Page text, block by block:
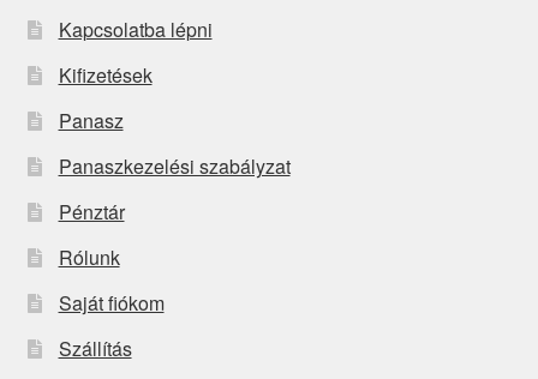
Kapcsolatba lépni
Kifizetések
Panasz
Panaszkezelési szabályzat
Pénztár
Rólunk
Saját fiókom
Szállítás